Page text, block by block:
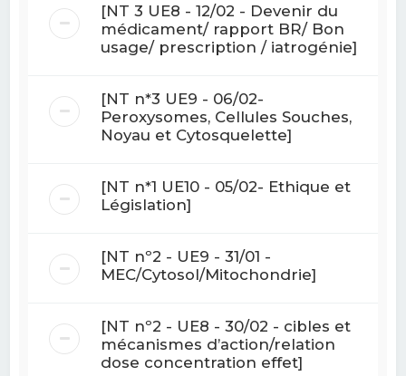
[NT 3 UE8 - 12/02 - Devenir du
médicament/ rapport BR/ Bon
usage/ prescription / iatrogénie]
[NT n*3 UE9 - 06/02-
Peroxysomes, Cellules Souches,
Noyau et Cytosquelette]
[NT n*1 UE10 - 05/02- Ethique et
Législation]
[NT nº2 - UE9 - 31/01 -
MEC/Cytosol/Mitochondrie]
[NT nº2 - UE8 - 30/02 - cibles et
mécanismes d’action/relation
dose concentration effet]